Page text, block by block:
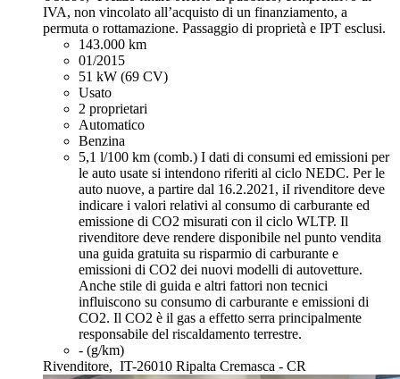
IVA, non vincolato all’acquisto di un finanziamento, a
permuta o rottamazione. Passaggio di proprietà e IPT esclusi.
143.000 km
01/2015
51 kW (69 CV)
Usato
2 proprietari
Automatico
Benzina
5,1 l/100 km (comb.) I dati di consumi ed emissioni per
le auto usate si intendono riferiti al ciclo NEDC. Per le
auto nuove, a partire dal 16.2.2021, iI rivenditore deve
indicare i valori relativi al consumo di carburante ed
emissione di CO2 misurati con il ciclo WLTP. Il
rivenditore deve rendere disponibile nel punto vendita
una guida gratuita su risparmio di carburante e
emissioni di CO2 dei nuovi modelli di autovetture.
Anche stile di guida e altri fattori non tecnici
influiscono su consumo di carburante e emissioni di
CO2. Il CO2 è il gas a effetto serra principalmente
responsabile del riscaldamento terrestre.
- (g/km)
Rivenditore, IT-26010 Ripalta Cremasca - CR